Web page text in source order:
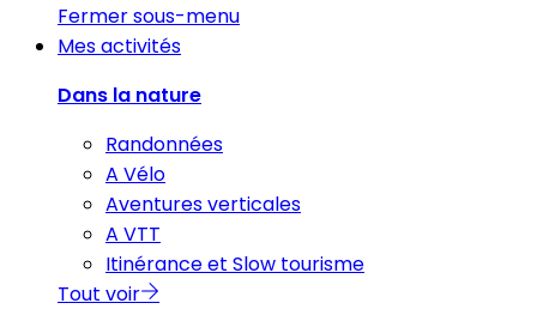
Fermer sous-menu
Mes activités
Dans la nature
Randonnées
A Vélo
Aventures verticales
A VTT
Itinérance et Slow tourisme
Tout voir